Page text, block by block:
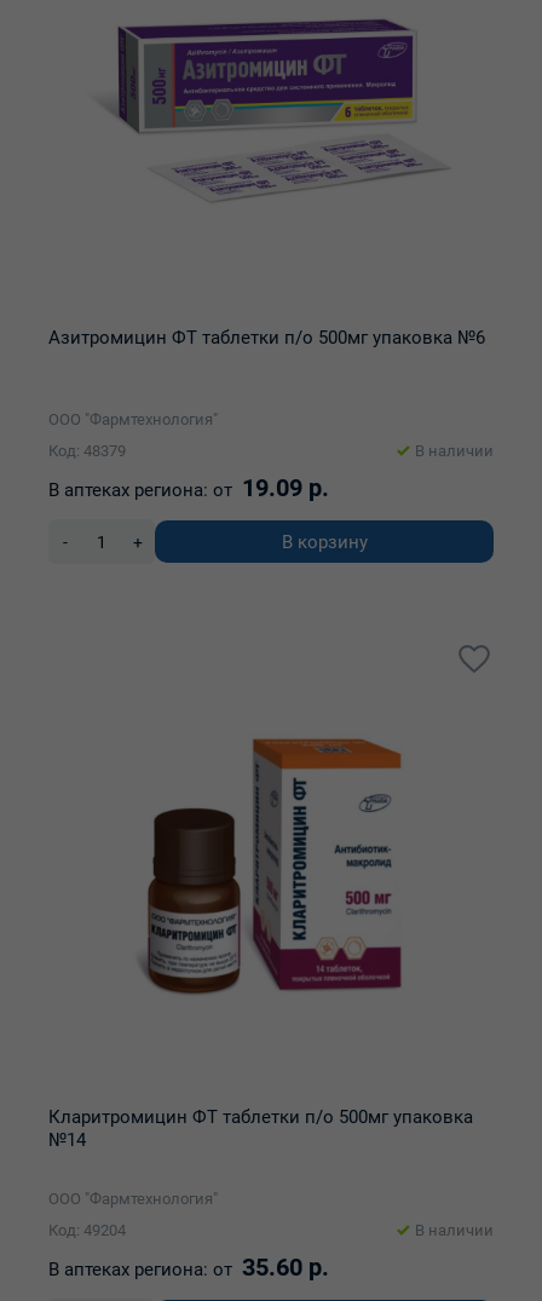
Азитромицин ФТ таблетки п/о 500мг упаковка №6
ООО "Фармтехнология"
Код: 48379
В наличии
В аптеках региона: от 19.09 р.
- + В корзину
Кларитромицин ФТ таблетки п/о 500мг упаковка
№14
ООО "Фармтехнология"
Код: 49204
В наличии
В аптеках региона: от 35.60 р.